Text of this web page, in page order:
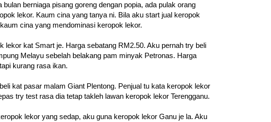
bulan berniaga pisang goreng dengan popia, ada pulak orang
lekor. Kaum cina yang tanya ni. Bila aku start jual keropok
cina yang mendominasi keropok lekor.
lekor kat Smart je. Harga sebatang RM2.50. Aku pernah try beli
Melayu sebelah belakang pam minyak Petronas. Harga
kurang rasa ikan.
kat pasar malam Giant Plentong. Penjual tu kata keropok lekor
try test rasa dia tetap takleh lawan keropok lekor Terengganu.
lekor yang sedap, aku guna keropok lekor Ganu je la. Aku